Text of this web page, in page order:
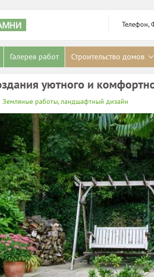
Телефон,
Галерея работ Строительство домов
уютного и
Земляные работы, ландшафтный дизайн